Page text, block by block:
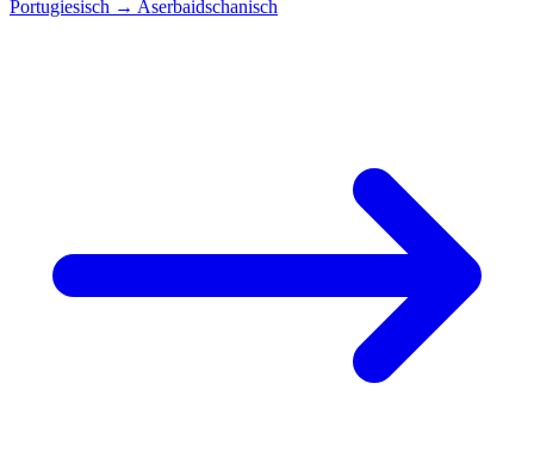
Portugiesisch → Aserbaidschanisch